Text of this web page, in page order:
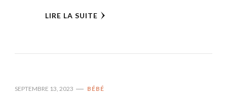
LIRE LA SUITE
SEPTEMBRE 13, 2023 BÉBÉ